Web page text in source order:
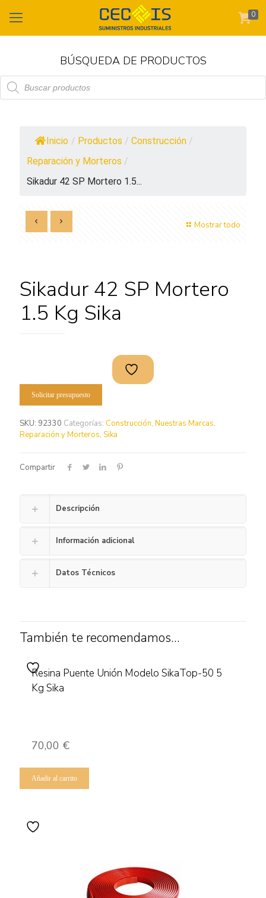
0
BÚSQUEDA DE PRODUCTOS
Búsqueda
de
productos
Inicio / Productos / Construcción /
Reparación y Morteros /
Sikadur 42 SP Mortero 1.5...
Mostrar todo
Sikadur 42 SP Mortero
1.5 Kg Sika
Solicitar presupuesto
SKU: 92330 Categorías: Construcción, Nuestras Marcas,
Reparación y Morteros, Sika
Compartir
Descripción
Información adicional
Datos Técnicos
También te recomendamos…
Resina Puente Unión Modelo SikaTop-50 5
Kg Sika
70,00 €
Añadir al carrito